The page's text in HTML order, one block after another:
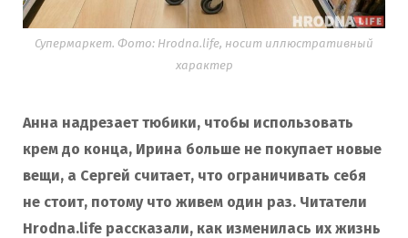
Супермаркет. Фото: Hrodna.life, носит иллюстративный
характер
Анна надрезает тюбики, чтобы использовать
крем до конца, Ирина больше не покупает новые
вещи, а Сергей считает, что ограничивать себя
не стоит, потому что живем один раз. Читатели
Hrodna.life рассказали, как изменилась их жизнь